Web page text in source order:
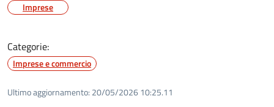
Imprese
Categorie:
Imprese e commercio
Ultimo aggiornamento: 20/05/2026 10:25.11